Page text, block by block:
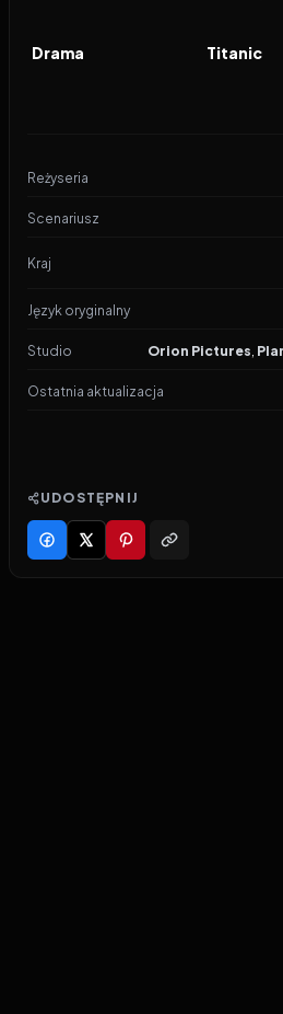
FILM
Drama FILM
Titanic
Reżyseria
Scenariusz
Kraj
Język oryginalny
Studio Orion Pictures,
Ostatnia aktualizacja
UDOSTĘPNIJ